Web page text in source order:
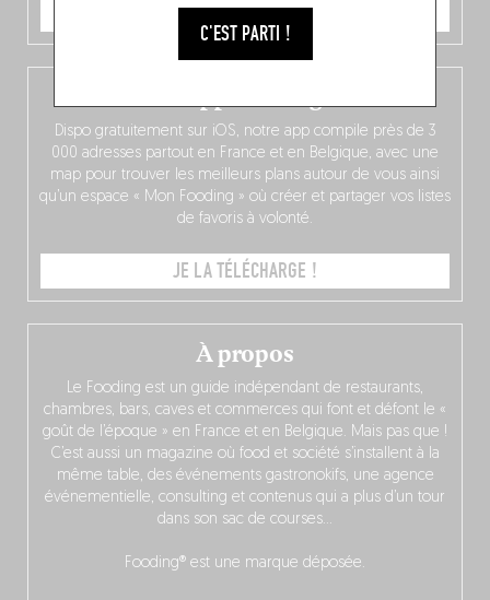
C'EST PARTI !
JE COMMANDE
À propos
Le Fooding est un guide indépendant de restaurants,
chambres, bars, caves et commerces qui font et défont le «
goût de l’époque » en France et en Belgique. Mais pas que !
C’est aussi un magazine où food et société s’installent à la
même table, des événements gastronokifs, une agence
événementielle, consulting et contenus qui a plus d’un tour
dans son sac de courses…
Fooding® est une marque déposée.
Dispo gratuitement sur iOS, notre app compile près de 3
000 adresses partout en France et en Belgique, avec une
map pour trouver les meilleurs plans autour de vous ainsi
qu’un espace « Mon Fooding » où créer et partager vos listes
de favoris à volonté.
JE LA TÉLÉCHARGE !